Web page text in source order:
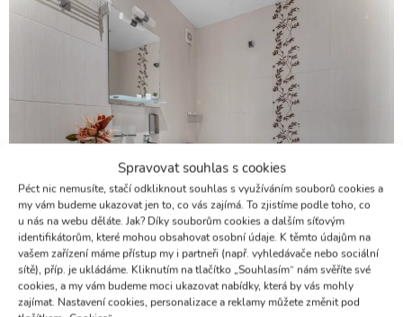
Spravovat souhlas s cookies
Péct nic nemusíte, stačí odkliknout souhlas s využíváním souborů cookies a
my vám budeme ukazovat jen to, co vás zajímá. To zjistíme podle toho, co
u nás na webu děláte. Jak? Díky souborům cookies a dalším síťovým
identifikátorům, které mohou obsahovat osobní údaje. K těmto údajům na
vašem zařízení máme přístup my i partneři (např. vyhledávače nebo sociální
sítě), příp. je ukládáme. Kliknutím na tlačítko „Souhlasím“ nám svěříte své
cookies, a my vám budeme moci ukazovat nabídky, která by vás mohly
zajímat. Nastavení cookies, personalizace a reklamy můžete změnit pod